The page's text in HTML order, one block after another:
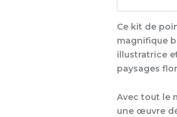
Croix
-
Lavandes
Ce kit de
magnifique
illustratrice
paysages
Avec tout le
une œuvre